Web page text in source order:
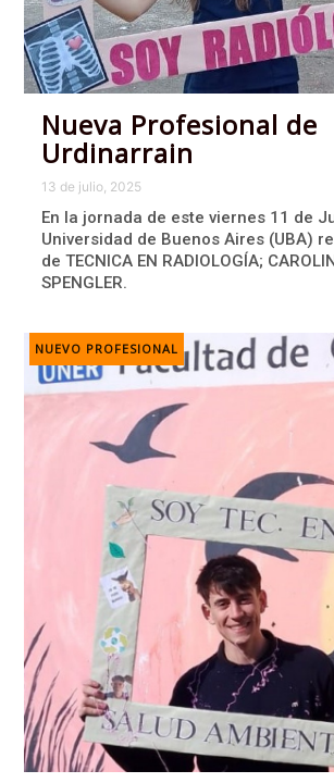
Nueva Profesional de
Urdinarrain
13 de julio, 2025
En la jornada de este viernes 11 de
Universidad de Buenos Aires (UBA)
de TECNICA EN RADIOLOGÍA;
SPENGLER.
NUEVO PROFESIONAL